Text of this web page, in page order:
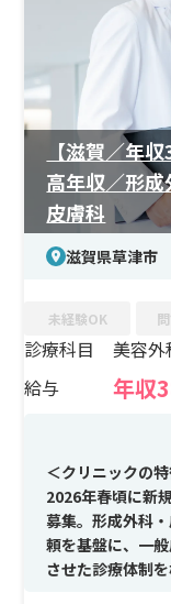
泌尿器科
麻酔科
【滋賀／年
高年収／形
皮膚科
滋賀県草津市
未経験OK
診療科目
美容外
給与
年収
＜クリニックの
2026年春頃に新
募集。形成外科
頼を基盤に、一
させた診療体制を